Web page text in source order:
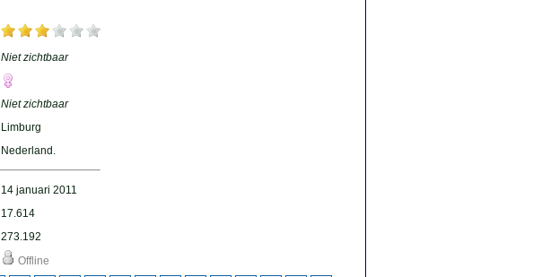
Niet zichtbaar
Niet zichtbaar
Limburg
Nederland.
14 januari 2011
17.614
273.192
Offline